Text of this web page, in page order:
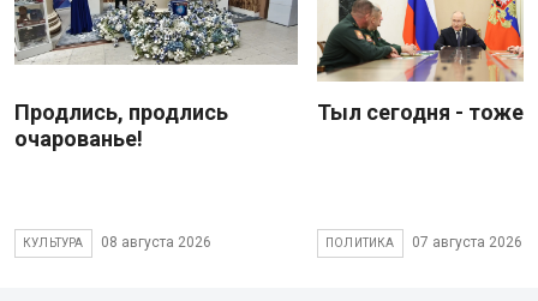
Продлись, продлись
очарованье!
КУЛЬТУРА 08 августа 2026
Тыл сегодня - тоже
ПОЛИТИКА 07 августа 2026